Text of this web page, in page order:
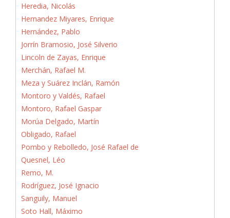
Heredia, Nicolás
Hernandez Miyares, Enrique
Hernández, Pablo
Jorrín Bramosio, José Silverio
Lincoln de Zayas, Enrique
Merchán, Rafael M.
Meza y Suárez Inclán, Ramón
Montoro y Valdés, Rafael
Montoro, Rafael Gaspar
Morúa Delgado, Martín
Obligado, Rafael
Pombo y Rebolledo, José Rafael de
Quesnel, Léo
Remo, M.
Rodríguez, José Ignacio
Sanguily, Manuel
Soto Hall, Máximo